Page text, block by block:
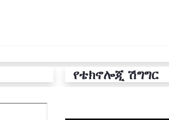
የቴክኖሎጂ ሽግግር